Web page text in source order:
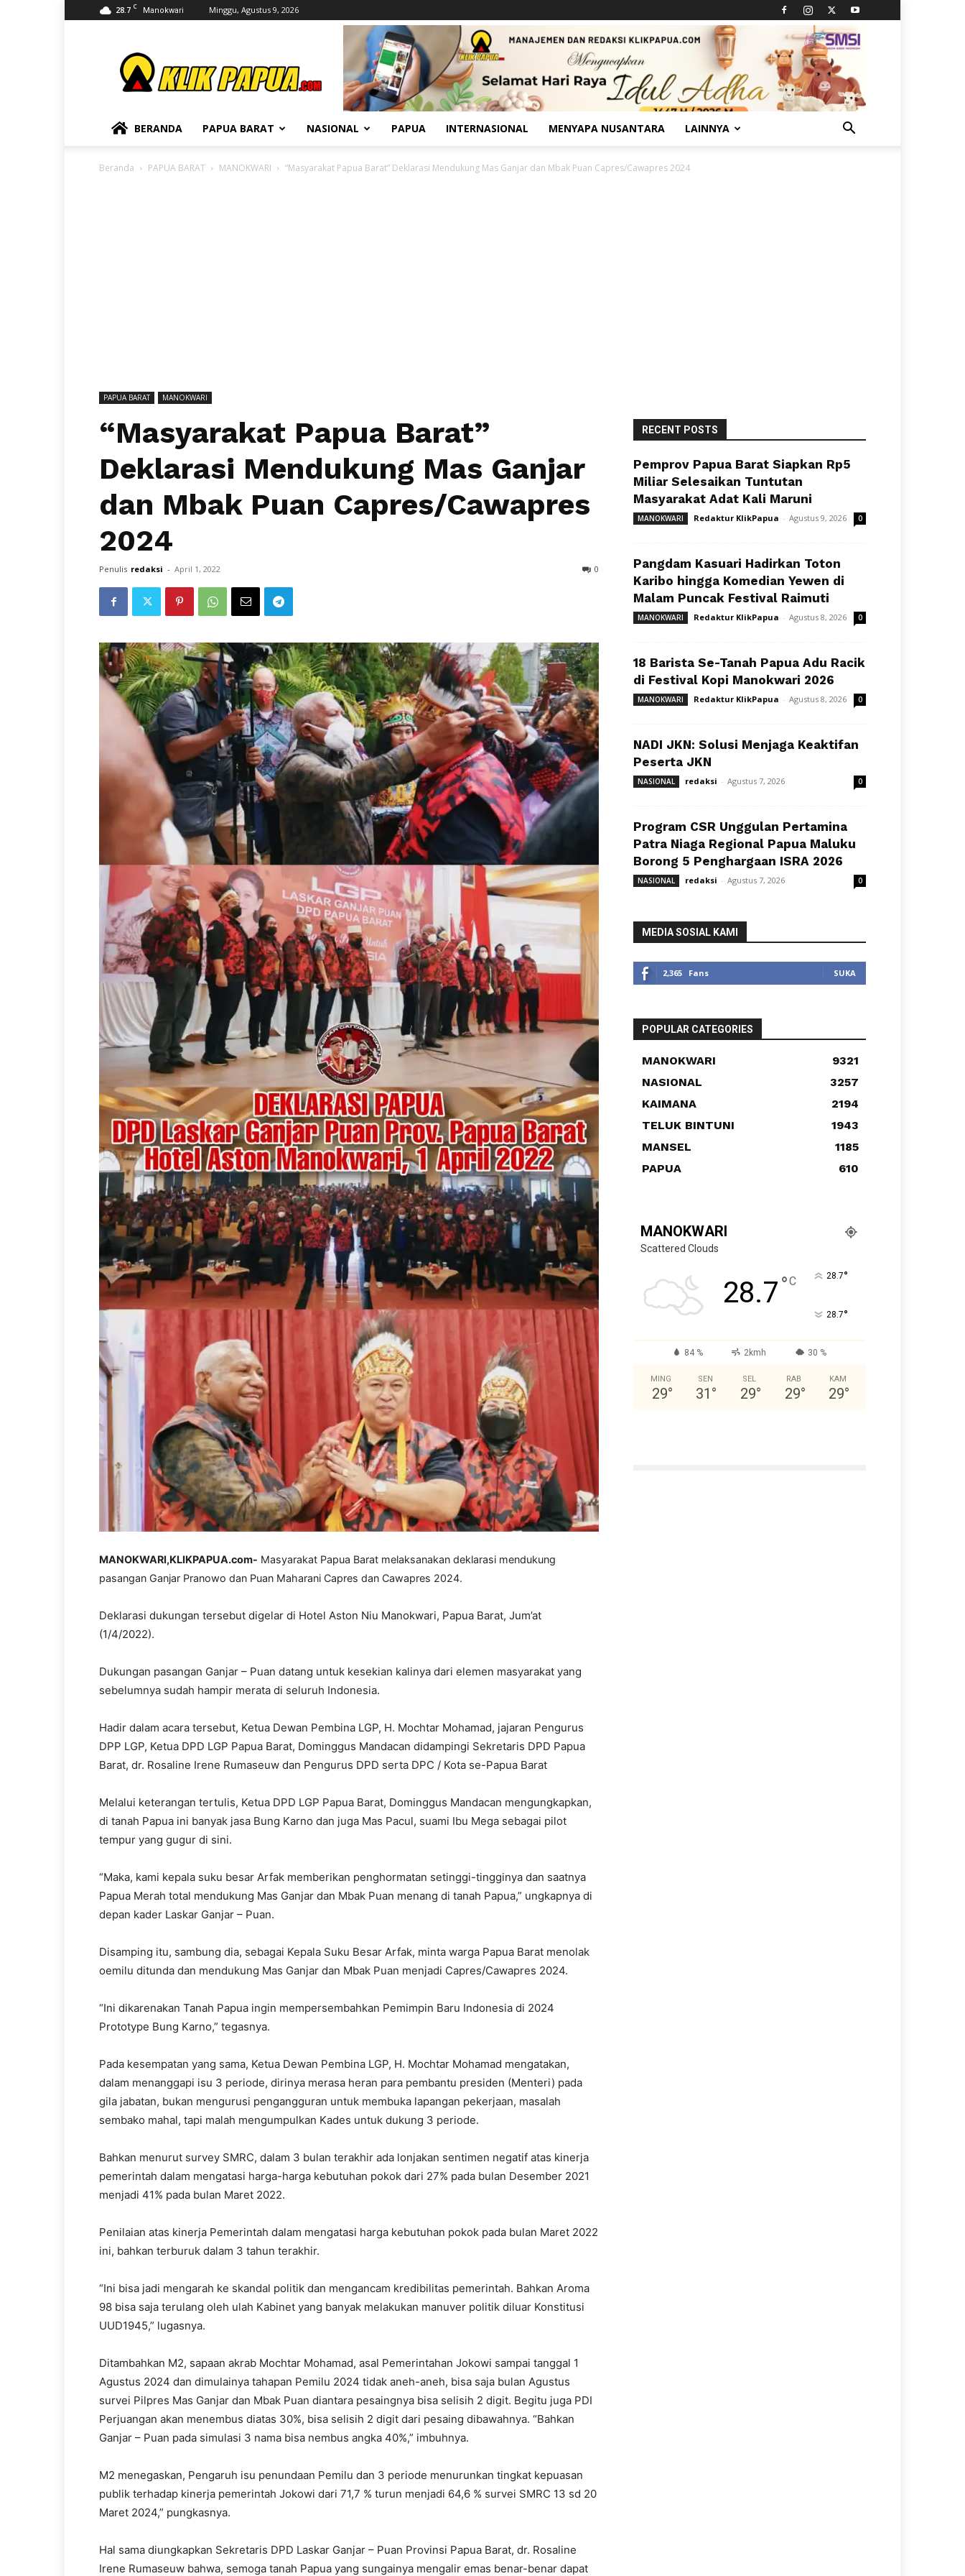
28.7 C Manokwari Minggu, Agustus 9, 2026
BERANDA PAPUA BARAT NASIONAL PAPUA INTERNASIONAL MENYAPA NUSANTARA LAINNYA
Beranda PAPUA BARAT MANOKWARI “Masyarakat Papua Barat” Deklarasi Mendukung Mas Ganjar dan Mbak Puan Capres/Cawapres 2024
PAPUA BARAT MANOKWARI
“Masyarakat Papua Barat”
Deklarasi Mendukung Mas Ganjar
dan Mbak Puan Capres/Cawapres
2024
Penulis redaksi - April 1, 2022 0
MANOKWARI,KLIKPAPUA.com- Masyarakat Papua Barat melaksanakan deklarasi mendukung
pasangan Ganjar Pranowo dan Puan Maharani Capres dan Cawapres 2024.
Deklarasi dukungan tersebut digelar di Hotel Aston Niu Manokwari, Papua Barat, Jum’at
(1/4/2022).
Dukungan pasangan Ganjar – Puan datang untuk kesekian kalinya dari elemen masyarakat yang
sebelumnya sudah hampir merata di seluruh Indonesia.
Hadir dalam acara tersebut, Ketua Dewan Pembina LGP, H. Mochtar Mohamad, jajaran Pengurus
DPP LGP, Ketua DPD LGP Papua Barat, Dominggus Mandacan didampingi Sekretaris DPD Papua
Barat, dr. Rosaline Irene Rumaseuw dan Pengurus DPD serta DPC / Kota se-Papua Barat
Melalui keterangan tertulis, Ketua DPD LGP Papua Barat, Dominggus Mandacan mengungkapkan,
di tanah Papua ini banyak jasa Bung Karno dan juga Mas Pacul, suami Ibu Mega sebagai pilot
tempur yang gugur di sini.
“Maka, kami kepala suku besar Arfak memberikan penghormatan setinggi-tingginya dan saatnya
Papua Merah total mendukung Mas Ganjar dan Mbak Puan menang di tanah Papua,” ungkapnya di
depan kader Laskar Ganjar – Puan.
Disamping itu, sambung dia, sebagai Kepala Suku Besar Arfak, minta warga Papua Barat menolak
oemilu ditunda dan mendukung Mas Ganjar dan Mbak Puan menjadi Capres/Cawapres 2024.
“Ini dikarenakan Tanah Papua ingin mempersembahkan Pemimpin Baru Indonesia di 2024
Prototype Bung Karno,” tegasnya.
Pada kesempatan yang sama, Ketua Dewan Pembina LGP, H. Mochtar Mohamad mengatakan,
dalam menanggapi isu 3 periode, dirinya merasa heran para pembantu presiden (Menteri) pada
gila jabatan, bukan mengurusi pengangguran untuk membuka lapangan pekerjaan, masalah
sembako mahal, tapi malah mengumpulkan Kades untuk dukung 3 periode.
Bahkan menurut survey SMRC, dalam 3 bulan terakhir ada lonjakan sentimen negatif atas kinerja
pemerintah dalam mengatasi harga-harga kebutuhan pokok dari 27% pada bulan Desember 2021
menjadi 41% pada bulan Maret 2022.
Penilaian atas kinerja Pemerintah dalam mengatasi harga kebutuhan pokok pada bulan Maret 2022
ini, bahkan terburuk dalam 3 tahun terakhir.
“Ini bisa jadi mengarah ke skandal politik dan mengancam kredibilitas pemerintah. Bahkan Aroma
98 bisa saja terulang oleh ulah Kabinet yang banyak melakukan manuver politik diluar Konstitusi
UUD1945,” lugasnya.
Ditambahkan M2, sapaan akrab Mochtar Mohamad, asal Pemerintahan Jokowi sampai tanggal 1
Agustus 2024 dan dimulainya tahapan Pemilu 2024 tidak aneh-aneh, bisa saja bulan Agustus
survei Pilpres Mas Ganjar dan Mbak Puan diantara pesaingnya bisa selisih 2 digit. Begitu juga PDI
Perjuangan akan menembus diatas 30%, bisa selisih 2 digit dari pesaing dibawahnya. “Bahkan
Ganjar – Puan pada simulasi 3 nama bisa nembus angka 40%,” imbuhnya.
M2 menegaskan, Pengaruh isu penundaan Pemilu dan 3 periode menurunkan tingkat kepuasan
publik terhadap kinerja pemerintah Jokowi dari 71,7 % turun menjadi 64,6 % survei SMRC 13 sd 20
Maret 2024,” pungkasnya.
Hal sama diungkapkan Sekretaris DPD Laskar Ganjar – Puan Provinsi Papua Barat, dr. Rosaline
Irene Rumaseuw bahwa, semoga tanah Papua yang sungainya mengalir emas benar-benar dapat
RECENT POSTS
Pemprov Papua Barat Siapkan Rp5
Miliar Selesaikan Tuntutan
Masyarakat Adat Kali Maruni
MANOKWARI Redaktur KlikPapua - Agustus 9, 2026 0
Pangdam Kasuari Hadirkan Toton
Karibo hingga Komedian Yewen di
Malam Puncak Festival Raimuti
MANOKWARI Redaktur KlikPapua - Agustus 8, 2026 0
18 Barista Se-Tanah Papua Adu Racik
di Festival Kopi Manokwari 2026
MANOKWARI Redaktur KlikPapua - Agustus 8, 2026 0
NADI JKN: Solusi Menjaga Keaktifan
Peserta JKN
NASIONAL redaksi - Agustus 7, 2026 0
Program CSR Unggulan Pertamina
Patra Niaga Regional Papua Maluku
Borong 5 Penghargaan ISRA 2026
NASIONAL redaksi - Agustus 7, 2026 0
MEDIA SOSIAL KAMI
2,365 Fans SUKA
POPULAR CATEGORIES
MANOKWARI
9321
NASIONAL
3257
KAIMANA
2194
TELUK BINTUNI
1943
MANSEL
1185
PAPUA
610
MANOKWARI
Scattered Clouds
28.7°C 28.7°
28.7°
84 % 2kmh 30 %
MING
29°
SEN
31 °
SEL
29°
RAB
29°
KAM
29°